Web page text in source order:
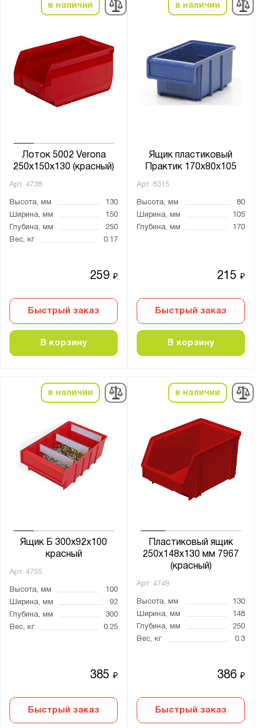
в наличии
Лоток 5002 Verona
250x150x130 (красный)
Арт. 4738
Высота, мм
130
Ширина, мм
150
Глубина, мм
250
Вес, кг
0.17
259₽
Быстрый заказ
В корзину
в наличии
Ящик пластиковый
Практик 170x80x105
Арт. 8315
Высота, мм
80
Ширина, мм
105
Глубина, мм
170
215₽
Быстрый заказ
В корзину
в наличии
Ящик Б 300x92x100
красный
Арт. 4755
Высота, мм
100
Ширина, мм
92
Глубина, мм
300
Вес, кг
0.25
385₽
Быстрый заказ
в наличии
Пластиковый ящик
250х148х130 мм 7967
(красный)
Арт. 4749
Высота, мм
130
Ширина, мм
148
Глубина, мм
250
Вес, кг
0.3
386₽
Быстрый заказ